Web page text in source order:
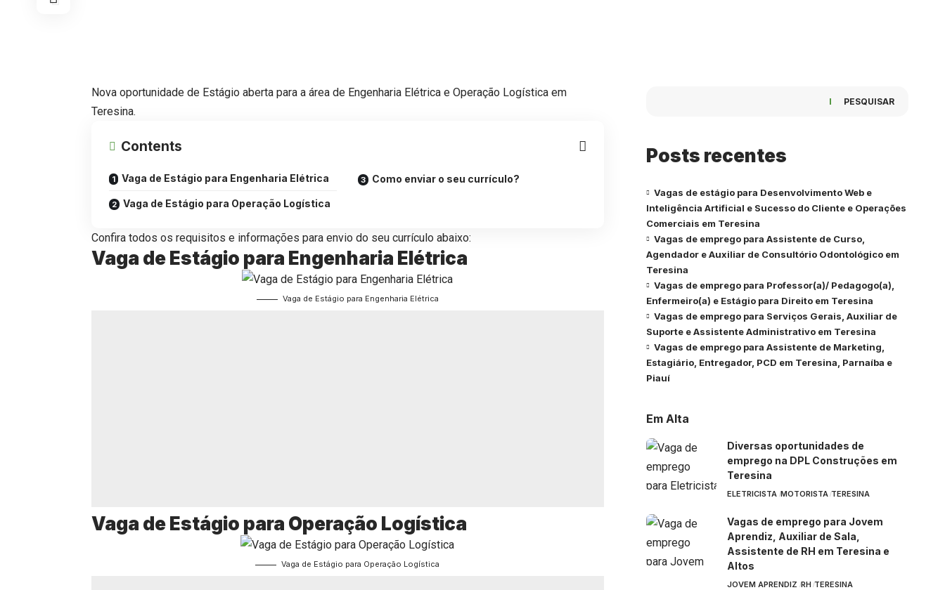
Nova oportunidade de Estágio aberta para a área de Engenharia Elétrica e Operação Logística em
Teresina.
Contents
Vaga de Estágio para Engenharia Elétrica
Vaga de Estágio para Operação Logística
Como enviar o seu currículo?
Confira todos os requisitos e informações para envio do seu currículo abaixo:
Vaga de Estágio para Engenharia Elétrica
Vaga de Estágio para Engenharia Elétrica
Vaga de Estágio para Operação Logística
Vaga de Estágio para Operação Logística
PESQUISAR
Posts recentes
Vagas de estágio para Desenvolvimento Web e
Inteligência Artificial e Sucesso do Cliente e Operações
Comerciais em Teresina
Vagas de emprego para Assistente de Curso,
Agendador e Auxiliar de Consultório Odontológico em
Teresina
Vagas de emprego para Professor(a)/ Pedagogo(a),
Enfermeiro(a) e Estágio para Direito em Teresina
Vagas de emprego para Serviços Gerais, Auxiliar de
Suporte e Assistente Administrativo em Teresina
Vagas de emprego para Assistente de Marketing,
Estagiário, Entregador, PCD em Teresina, Parnaíba e
Piauí
Em Alta
Diversas oportunidades de
emprego na DPL Construções em
Teresina
ELETRICISTA MOTORISTA TERESINA
Vagas de emprego para Jovem
Aprendiz, Auxiliar de Sala,
Assistente de RH em Teresina e
Altos
JOVEM APRENDIZ RH TERESINA